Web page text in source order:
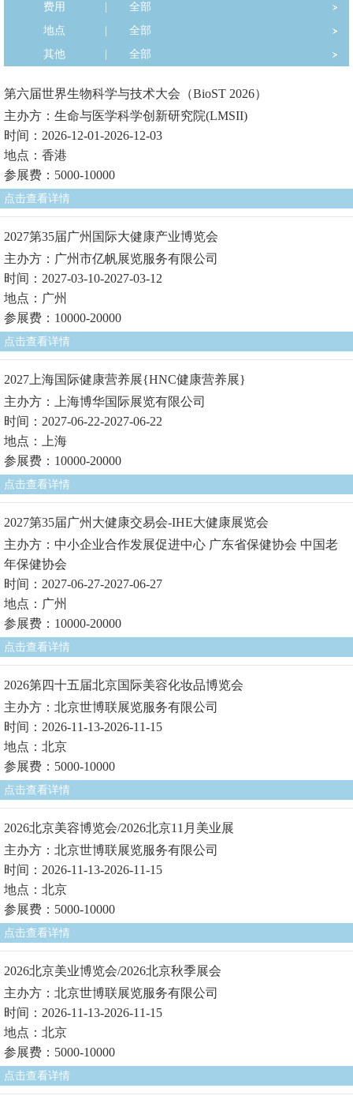
费用
全部
地点
全部
其他
全部
第六届世界生物科学与技术大会（BioST 2026）
主办方：生命与医学科学创新研究院(LMSII)
时间：2026-12-01-2026-12-03
地点：香港
参展费：5000-10000
点击查看详情
2027第35届广州国际大健康产业博览会
主办方：广州市亿帆展览服务有限公司
时间：2027-03-10-2027-03-12
地点：广州
参展费：10000-20000
点击查看详情
2027上海国际健康营养展{HNC健康营养展}
主办方：上海博华国际展览有限公司
时间：2027-06-22-2027-06-22
地点：上海
参展费：10000-20000
点击查看详情
2027第35届广州大健康交易会-IHE大健康展览会
主办方：中小企业合作发展促进中心 广东省保健协会 中国老
年保健协会
时间：2027-06-27-2027-06-27
地点：广州
参展费：10000-20000
点击查看详情
2026第四十五届北京国际美容化妆品博览会
主办方：北京世博联展览服务有限公司
时间：2026-11-13-2026-11-15
地点：北京
参展费：5000-10000
点击查看详情
2026北京美容博览会/2026北京11月美业展
主办方：北京世博联展览服务有限公司
时间：2026-11-13-2026-11-15
地点：北京
参展费：5000-10000
点击查看详情
2026北京美业博览会/2026北京秋季展会
主办方：北京世博联展览服务有限公司
时间：2026-11-13-2026-11-15
地点：北京
参展费：5000-10000
点击查看详情